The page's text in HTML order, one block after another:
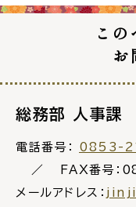
ごみ・リサイクル
各種相談窓口
こ
お
総務部 人事課
電話番号： 0853-
FAX番号
メールアドレス：